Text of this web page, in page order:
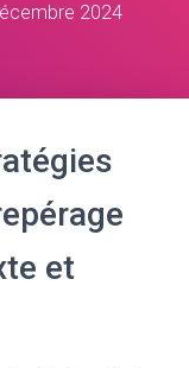
2024
et